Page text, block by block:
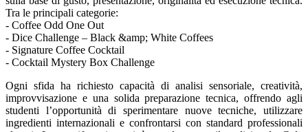
Tra le principali categorie:
- Coffee Odd One Out
- Dice Challenge – Black &amp; White Coffees
- Signature Coffee Cocktail
- Cocktail Mystery Box Challenge
Ogni sfida ha richiesto capacità di analisi sensoriale, creatività,
improvvisazione e una solida preparazione tecnica, offrendo agli
studenti l’opportunità di sperimentare nuove tecniche, utilizzare
ingredienti internazionali e confrontarsi con standard professionali